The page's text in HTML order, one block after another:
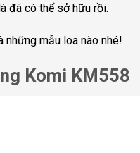
đã có thể sở hữu rồi.
những mẫu loa nào nhé!
Komi KM558